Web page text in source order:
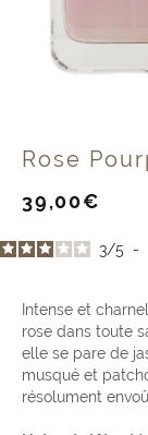
Rose
Prix
vente
39,00€
3/5 -
Intense et
rose dans toute
elle se pare de
musqué et
résolument